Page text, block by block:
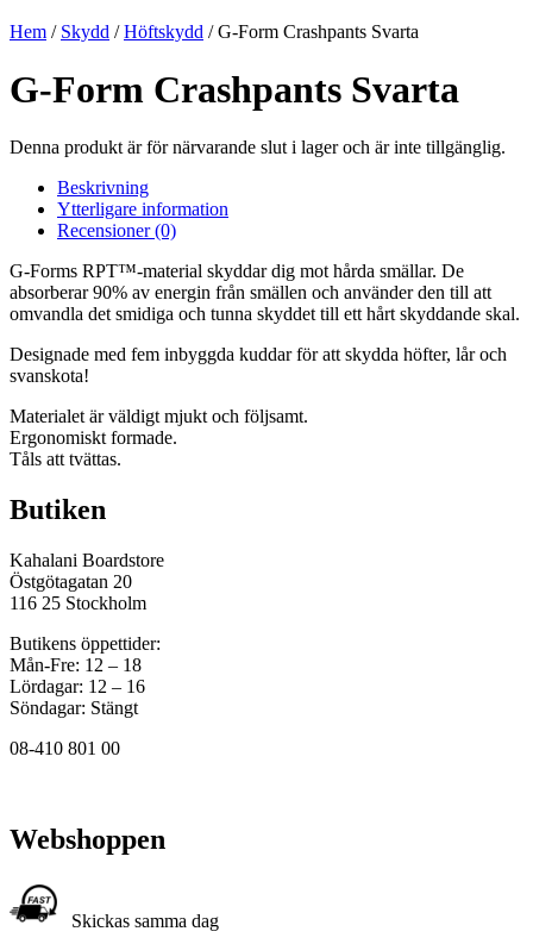
Hem / Skydd /Höftskydd / G-Form Crashpants Svarta
G-Form Crashpants Svarta
Denna produkt är för närvarande slut i lager och är inte tillgänglig.
Beskrivning
Ytterligare information
Recensioner (0)
G-Forms RPT™-material skyddar dig mot hårda smällar. De
absorberar 90% av energin från smällen och använder den till att
omvandla det smidiga och tunna skyddet till ett hårt skyddande skal.
Designade med fem inbyggda kuddar för att skydda höfter, lår och
svanskota!
Materialet är väldigt mjukt och följsamt.
Ergonomiskt formade.
Tåls att tvättas.
Butiken
Kahalani Boardstore
Östgötagatan 20
116 25 Stockholm
Butikens öppettider:
Mån-Fre: 12 – 18
Lördagar: 12 – 16
Söndagar: Stängt
08-410 801 00
Webshoppen
Skickas samma dag